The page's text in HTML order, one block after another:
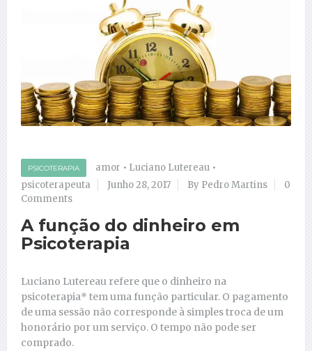
PSICOTERAPIA amor • Luciano Lutereau •
psicoterapeuta
Junho 28, 2017 By Pedro Martins
0
Comments
A função do dinheiro em
Psicoterapia
Luciano Lutereau refere que o dinheiro na
psicoterapia* tem uma função particular. O pagamento
de uma sessão não corresponde à simples troca de um
honorário por um serviço. O tempo não pode ser
comprado.